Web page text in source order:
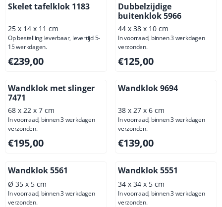
Skelet tafelklok 1183
25 x 14 x 11 cm
Op bestelling leverbaar, levertijd 5-
15 werkdagen.
Prijs: 239,00, exclusief btw: 197,52
€239,00
Dubbelzijdige
buitenklok 5966
44 x 38 x 10 cm
In voorraad, binnen 3 werkdagen
verzonden.
Prijs: 125,00, exclusief btw:
€125,00
Wandklok met slinger
7471
68 x 22 x 7 cm
In voorraad, binnen 3 werkdagen
verzonden.
Prijs: 195,00, exclusief btw: 161,16
€195,00
Wandklok 9694
38 x 27 x 6 cm
In voorraad, binnen 3 werkdagen
verzonden.
Prijs: 139,00, exclusief btw:
€139,00
Wandklok 5561
Ø 35 x 5 cm
In voorraad, binnen 3 werkdagen
verzonden.
Wandklok 5551
34 x 34 x 5 cm
In voorraad, binnen 3 werkdagen
verzonden.